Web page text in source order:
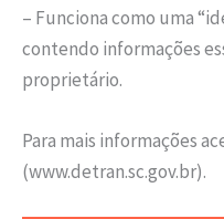
– Funciona como uma
contendo informações
proprietário.
Para mais informações
(www.detran.sc.gov.br).